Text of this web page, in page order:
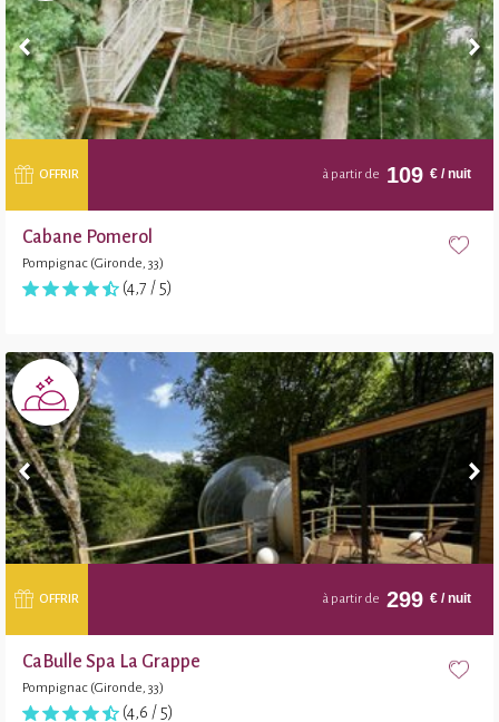
OFFRIR à partir de 109 € / nuit
Cabane Pomerol
Pompignac (Gironde, 33)
(4,7 / 5)
OFFRIR à partir de 299 € / nuit
CaBulle Spa La Grappe
Pompignac (Gironde, 33)
(4,6 / 5)